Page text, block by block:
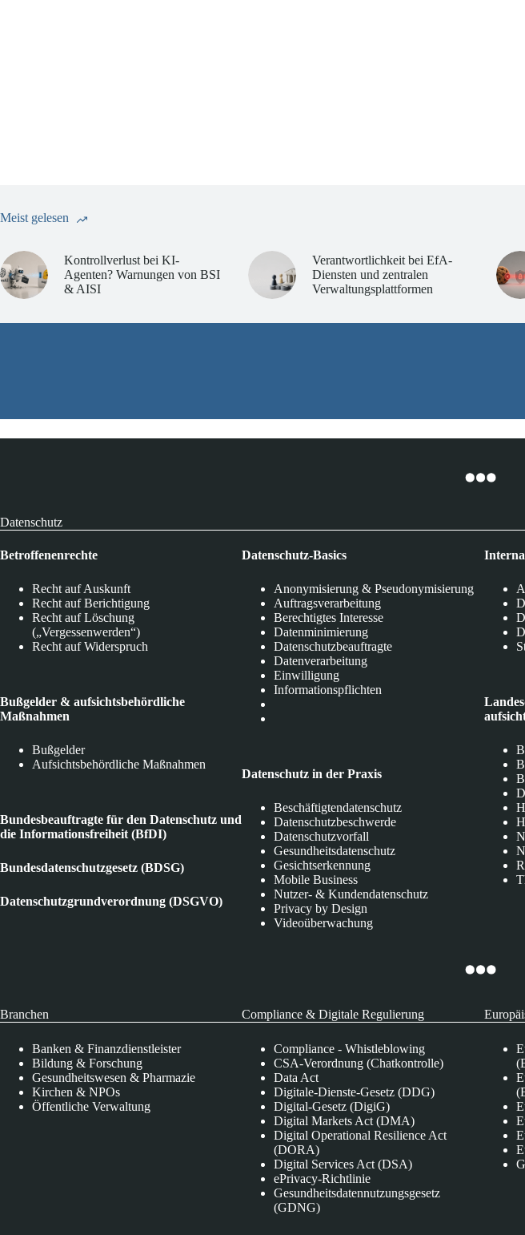
Meist gelesen
Kontrollverlust bei KI-
Agenten? Warnungen von BSI
& AISI
Verantwortlichkeit bei EfA-
Diensten und zentralen
Verwaltungsplattformen
Datenschutz
Betroffenenrechte
Recht auf Auskunft
Recht auf Berichtigung
Recht auf Löschung
(„Vergessenwerden“)
Recht auf Widerspruch
Bußgelder & aufsichtsbehördliche
Maßnahmen
Bußgelder
Aufsichtsbehördliche Maßnahmen
Bundesbeauftragte für den Datenschutz und
die Informationsfreiheit (BfDI)
Bundesdatenschutzgesetz (BDSG)
Datenschutzgrundverordnung (DSGVO)
Datenschutz-Basics
Anonymisierung & Pseudonymisierung
Auftragsverarbeitung
Berechtigtes Interesse
Datenminimierung
Datenschutzbeauftragte
Datenverarbeitung
Einwilligung
Informationspflichten
Datenschutz in der Praxis
Beschäftigtendatenschutz
Datenschutzbeschwerde
Datenschutzvorfall
Gesundheitsdatenschutz
Gesichtserkennung
Mobile Business
Nutzer- & Kundendatenschutz
Privacy by Design
Videoüberwachung
Branchen
Banken & Finanzdienstleister
Bildung & Forschung
Gesundheitswesen & Pharmazie
Kirchen & NPOs
Öffentliche Verwaltung
Compliance & Digitale Regulierung
Compliance - Whistleblowing
CSA-Verordnung (Chatkontrolle)
Data Act
Digitale-Dienste-Gesetz (DDG)
Digital-Gesetz (DigiG)
Digital Markets Act (DMA)
Digital Operational Resilience Act
(DORA)
Digital Services Act (DSA)
ePrivacy-Richtlinie
Gesundheitsdatennutzungsgesetz
(GDNG)